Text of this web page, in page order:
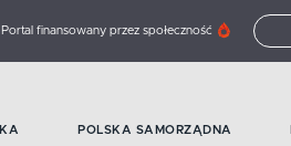
Portal finansowany przez społeczność
POLSKA SAMORZĄDNA